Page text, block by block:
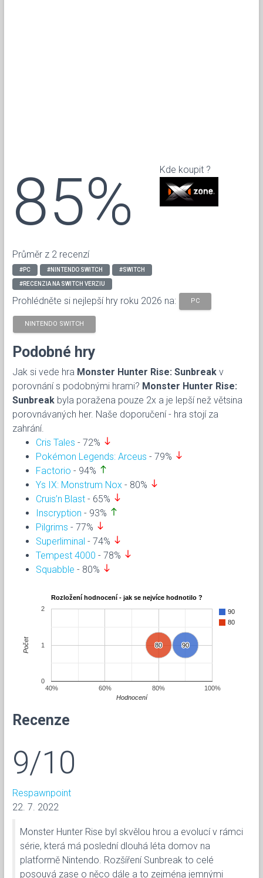
85%
Průměr z 2 recenzí
Kde koupit ?
#PC #NINTENDO SWITCH #SWITCH
#RECENZIA NA SWITCH VERZIU
Prohlédněte si nejlepší hry roku 2026 na: PC
NINTENDO SWITCH
Podobné hry
Jak si vede hra Monster Hunter Rise: Sunbreak v
porovnání s podobnými hrami? Monster Hunter Rise:
Sunbreak byla poražena pouze 2x a je lepší než větsina
porovnávaných her. Naše doporučení - hra stojí za
zahrání.
Cris Tales - 72% south
Pokémon Legends: Arceus - 79% south
Factorio - 94% north
Ys IX: Monstrum Nox - 80% south
Cruis’n Blast - 65% south
Inscryption - 93% north
Pilgrims - 77% south
Superliminal - 74% south
Tempest 4000 - 78% south
Squabble - 80% south
Rozložení hodnocení - jak se nejvíce hodnotilo ?
90
80
90
90
80
80
40% 60% 80% 100%
0
1
2
Hodnocení
Počet
Recenze
9/10
Respawnpoint
22. 7. 2022
Monster Hunter Rise byl skvělou hrou a evolucí v rámci
série, která má poslední dlouhá léta domov na
platformě Nintendo. Rozšíření Sunbreak to celé
posouvá zase o něco dále a to zejména jemnými